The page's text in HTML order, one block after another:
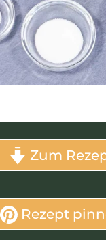
Zum
Rezept